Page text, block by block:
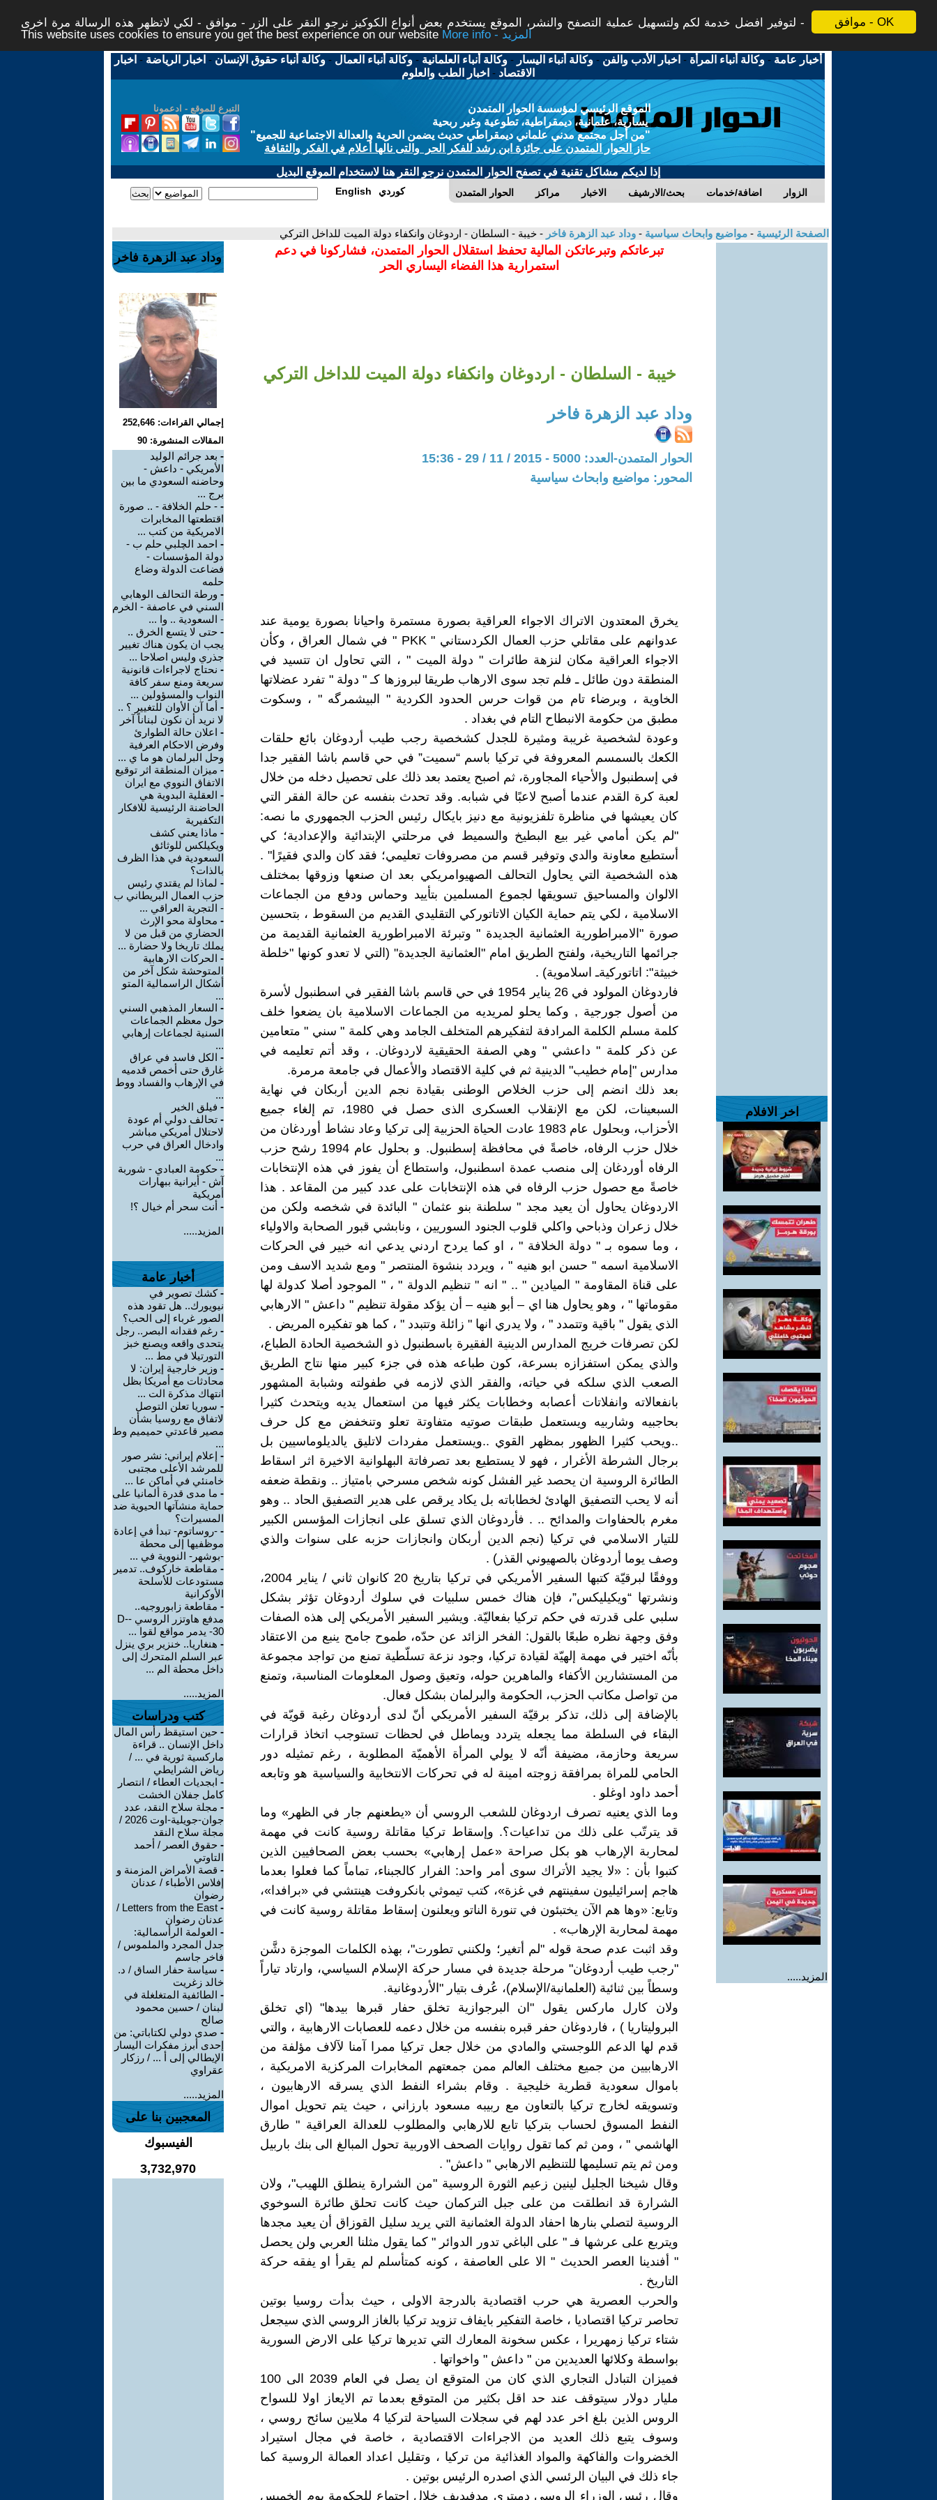
موافق - OK
لتوفير افضل خدمة لكم ولتسهيل عملية التصفح والنشر، الموقع يستخدم بعض أنواع الكوكيز نرجو النقر على الزر - موافق - لكي لاتظهر هذه الرسالة مرة اخرى -
This website uses cookies to ensure you get the best experience on our website
More info - المزيد
أخبار عامة -وكالة أنباء المرأة - اخبار الأدب والفن -وكالة أنباء اليسار -وكالة أنباء العلمانية -وكالة أنباء العمال -وكالة أنباء حقوق الإنسان - اخبار الرياضة - اخبار
الاقتصاد - اخبار الطب والعلوم
التبرع للموقع - ادعمونا
الموقع الرئيسي لمؤسسة الحوار المتمدن
يسارية، علمانية، ديمقراطية، تطوعية وغير ربحية
"من أجل مجتمع مدني علماني ديمقراطي حديث يضمن الحرية والعدالة الاجتماعية للجميع"
حاز الحوار المتمدن على جائزة ابن رشد للفكر الحر والتى نالها أعلام في الفكر والثقافة
إذا لديكم مشاكل تقنية في تصفح الحوار المتمدن نرجو النقر هنا لاستخدام الموقع البديل
الحوار المتمدن مراكز الاخبار بحث/الارشيف اضافة/خدمات الزوار English كوردي
الصفحة الرئيسية - مواضيع وابحاث سياسية - وداد عبد الزهرة فاخر - خيبة - السلطان - اردوغان وانكفاء دولة الميت للداخل التركي
اخر الافلام
المزيد.....
تبرعاتكم وتبرعاتكن المالية تحفظ استقلال الحوار المتمدن، فشاركونا في دعم
استمرارية هذا الفضاء اليساري الحر
خيبة - السلطان - اردوغان وانكفاء دولة الميت للداخل التركي
وداد عبد الزهرة فاخر
الحوار المتمدن-العدد: 5000 - 2015 / 11 / 29 - 15:36
المحور: مواضيع وابحاث سياسية
يخرق المعتدون الاتراك الاجواء العراقية بصورة مستمرة واحيانا بصورة يومية عند
عدوانهم على مقاتلي حزب العمال الكردستاني " PKK " في شمال العراق ، وكأن
الاجواء العراقية مكان لنزهة طائرات " دولة الميت " ، التي تحاول ان تتسيد في
المنطقة دون طائل ـ فلم تجد سوى الارهاب طريقا لبروزها كـ " دولة " تفرد عضلاتها
الخاوية ، وبرضاء تام من قوات حرس الحدود الكردية " البيشمرگه " ، وسكوت
مطبق من حكومة الانبطاح التام في بغداد .
وعودة لشخصية غريبة ومثيرة للجدل كشخصية رجب طيب أردوغان بائع حلقات
الكعك بالسمسم المعروفة في تركيا باسم “سميت” في حي قاسم باشا الفقير جدا
في إسطنبول والأحياء المجاورة، ثم اصبح يعتمد بعد ذلك على تحصيل دخله من خلال
لعبة كرة القدم عندما أصبح لاعبًا في شبابه. وقد تحدث بنفسه عن حالة الفقر التي
كان يعيشها في مناظرة تلفزيونية مع دنيز بايكال رئيس الحزب الجمهوري ما نصه:
"لم يكن أمامي غير بيع البطيخ والسميط في مرحلتي الإبتدائية والإعدادية؛ كي
أستطيع معاونة والدي وتوفير قسم من مصروفات تعليمي؛ فقد كان والدي فقيرًا" .
هذه الشخصية التي يحاول التحالف الصهيوامريكي بعد ان صنعها وزوقها بمختلف
الالوان والمساحيق تسويقها لجموع المسلمين بتأييد وحماس ودفع من الجماعات
الاسلامية ، لكي يتم حماية الكيان الاتاتوركي التقليدي القديم من السقوط ، بتحسين
صورة "الامبراطورية العثمانية الجديدة " وتبرئة الامبراطورية العثمانية القديمة من
جرائمها التاريخية، ولفتح الطريق امام "العثمانية الجديدة" (التي لا تعدو كونها "خلطة
خبيثة": اتاتوركيةـ اسلاموية) .
فاردوغان المولود في 26 يناير 1954 في حي قاسم باشا الفقير في اسطنبول لأسرة
من أصول جورجية , وكما يحلو لمريديه من الجماعات الاسلامية بان يضعوا خلف
كلمة مسلم الكلمة المرادفة لتفكيرهم المتخلف الجامد وهي كلمة " سني " متعامين
عن ذكر كلمة " داعشي " وهي الصفة الحقيقية لاردوغان. ، وقد أتم تعليمه في
مدارس "إمام خطيب" الدينية ثم في كلية الاقتصاد والأعمال في جامعة مرمرة.
بعد ذلك انضم إلى حزب الخلاص الوطنى بقيادة نجم الدين أربكان في نهاية
السبعينات، لكن مع الإنقلاب العسكرى الذى حصل في 1980، تم إلغاء جميع
الأحزاب، وبحلول عام 1983 عادت الحياة الحزبية إلى تركيا وعاد نشاط أوردغان من
خلال حزب الرفاه، خاصةً في محافظة إسطنبول. و بحلول عام 1994 رشح حزب
الرفاه أوردغان إلى منصب عمدة اسطنبول، واستطاع أن يفوز في هذه الإنتخابات
خاصةً مع حصول حزب الرفاه في هذه الإنتخابات على عدد كبير من المقاعد . هذا
الاردوغان يحاول أن يعيد مجد " سلطنة بنو عثمان " البائدة في شخصه ولكن من
خلال زعران وذباحي واكلي قلوب الجنود السوريين ، ونابشي قبور الصحابة والاولياء
، وما سموه بـ " دولة الخلافة " ، او كما يردح اردني يدعي انه خبير في الحركات
الاسلامية اسمه " حسن ابو هنيه " ، ويردد بنشوة المنتصر " ومع شديد الاسف ومن
على قناة المقاومة " الميادين " .. " انه " تنظيم الدولة " ، " الموجود أصلا كدولة لها
مقوماتها " ، وهو يحاول هنا اي – أبو هنيه – أن يؤكد مقولة تنظيم " داعش " الارهابي
الذي يقول " باقية وتتمدد " ، ولا يدري انها " زائلة وتتبدد " ، كما هو تفكيره المريض .
لكن تصرفات خريج المدارس الدينية الفقيرة باسطنبول ذو الشخصية الحادة الطباع،
والذي يمكن استفزازه بسرعة، كون طباعه هذه في جزء كبير منها نتاج الطريق
الصعب الذي سلكه في حياته، والفقر الذي لازمه في طفولته وشبابة المشهور
بانفعالاته وانفلاتات أعصابه وخطابات يكثر فيها من استعمال يديه ويتحدث كثيرا
بحاجبيه وشاربيه ويستعمل طبقات صوتيه متفاوتة تعلو وتنخفض مع كل حرف
..ويحب كثيرا الظهور بمظهر القوي ..ويستعمل مفردات لاتليق يالديلوماسيين بل
برجال الشرطة الأغرار ، فهو لا يستطيع بعد تصرفاتة البهلوانية الاخيرة اثر اسقاط
الطائرة الروسية ان يحصد غير الفشل كونه شخص مسرحي بامتياز .. ونقطة ضعفه
أنه لا يحب التصفيق الهادئ لخطاباته بل يكاد يرقص على هدير التصفيق الحاد .. وهو
مغرم بالحفاوات والمدائح .. . فأردوغان الذي تسلق على انجازات المؤسس الكبير
للتيار الاسلامي في تركيا (نجم الدين أربكان وانجازات حزبه على سنوات والذي
وصف يوما أردوغان بالصهيوني القذر) .
ووفقًا لبرقيّة كتبها السفير الأمريكي في تركيا بتاريخ 20 كانوان ثاني / يناير 2004،
ونشرتها “ويكيليكس”، فإن هناك خمس سلبيات في سلوك أردوغان تؤثر بشكل
سلبي على قدرته في حكم تركيا بفعاليّة. ويشير السفير الأمريكي إلى هذه الصفات
وفق وجهة نظره طبعًا بالقول: الفخر الزائد عن حدّه، طموح جامح ينبع من الاعتقاد
بأنّه اختير في مهمة إلهيّة لقيادة تركيا، وجود نزعة تسلّطية تمنع من تواجد مجموعة
من المستشارين الأكفاء والماهرين حوله، وتعيق وصول المعلومات المناسبة، وتمنع
من تواصل مكاتب الحزب، الحكومة والبرلمان بشكل فعال.
بالإضافة إلى ذلك، تذكر برقيّة السفير الأمريكي أنّ لدى أردوغان رغبة قويّة في
البقاء في السلطة مما يجعله يتردد ويماطل في لحظات تستوجب اتخاذ قرارات
سريعة وحازمة، مضيفة أنّه لا يولي المرأة الأهميّة المطلوبة ، رغم تمثيله دور
الحامي للمراة بمرافقة زوجته امينة له في تحركات الانتخابية والسياسية هو وتابعه
أحمد داود اوغلو .
وما الذي يعنيه تصرف اردوغان للشعب الروسي أن «يطعنهم جار في الظهر» وما
قد يترتّب على ذلك من تداعيات؟. وإسقاط تركيا مقاتلة روسية كانت في مهمة
لمحاربة الإرهاب هو بكل صراحة «عمل إرهابي» بحسب بعض الصحافيين الذين
كتبوا بأن : «لا يجيد الأتراك سوى أمر واحد: الفرار كالجبناء، تماماً كما فعلوا بعدما
هاجم إسرائيليون سفينتهم في غزة»، كتب تيموثي بانكروفت هينتشي في «برافدا»،
وتابع: «وها هم الآن يختبئون في تنورة الناتو ويعلنون إسقاط مقاتلة روسية كانت في
مهمة لمحاربة الإرهاب» .
وقد اثبت عدم صحة قوله "لم أتغير؛ ولكنني تطورت"، بهذه الكلمات الموجزة دشَّن
"رجب طيب أردوغان" مرحلة جديدة في مسار حركة الإسلام السياسي، وارتاد تياراً
وسطاً بين ثنائية (العلمانية/الإسلام)، عُرف بتيار "الأردوغانية.
ولان كارل ماركس يقول "ان البرجوازية تخلق حفار قبرها بيدها" (اي تخلق
البروليتاريا ) ، فاردوغان حفر قبره بنفسه من خلال دعمه للعصابات الارهابية ، والتي
قدم لها الدعم اللوجستي والمادي من خلال جعل تركيا ممرا آمنا لآلاف مؤلفة من
الارهابيين من جميع مختلف العالم ممن جمعتهم المخابرات المركزية الامريكية ،
باموال سعودية قطرية خليجية . وقام بشراء النفط الذي يسرقه الارهابيون ،
وتسويقه لخارج تركيا بالتعاون مع ربيبه مسعود بارزاني ، حيث يتم تحويل اموال
النفط المسوق لحساب بتركيا تابع للارهابي والمطلوب للعدالة العراقية " طارق
الهاشمي " ، ومن ثم كما تقول روايات الصحف الاوربية تحول المبالغ الى بنك باربيل
ومن ثم يتم تسليمها للتنظيم الارهابي " داعش" .
وقال شيخنا الجليل لينين زعيم الثورة الروسية "من الشرارة ينطلق اللهيب"، ولان
الشرارة قد انطلقت من على جبل التركمان حيث كانت تحلق طائرة السوخوي
الروسية لتصلي بنارها احفاد الدولة العثمانية التي يريد سليل القوزاق أن يعيد مجدها
ويتربع على عرشها فـ " على الباغي تدور الدوائر " كما يقول مثلنا العربي ولن يحصل
" أفندينا العصر الحديث " الا على العاصفة ، كونه كمتأسلم لم يقرأ او يفقه حركة
التاريخ .
والحرب العصرية هي حرب اقتصادية بالدرجة الاولى ، حيث بدأت روسيا بوتين
تحاصر تركيا اقتصاديا ، خاصة التفكير بايفاف تزويد تركيا بالغاز الروسي الذي سيجعل
شتاء تركيا زمهريرا ، عكس سخونة المعارك التي تديرها تركيا على الارض السورية
بواسطة وكلائها العديدين من " داعش " واخواتها .
فميزان التبادل التجاري الذي كان من المتوقع ان يصل في العام 2039 الى 100
مليار دولار سيتوقف عند حد اقل بكثير من المتوقع بعدما تم الايعاز اولا للسواح
الروس الذين بلغ اخر عدد لهم في سجلات السياحة لتركيا 4 ملايين سائح روسي ،
وسوف يتبع ذلك العديد من الاجراءات الاقتصادية ، خاصة في مجال استيراد
الخضروات والفاكهة والمواد الغذائية من تركيا ، وتقليل اعداد العمالة الروسية كما
جاء ذلك في البيان الرئسي الذي اصدره الرئيس بوتين .
وقال رئيس الوزراء الروسي دميتري مدفيديف خلال اجتماع للحكومة يوم الخميس
وداد عبد الزهرة فاخر
إجمالي القراءات: 252,646
المقالات المنشورة: 90
- بعد جرائم الوليد
الأمريكي - داعش -
وحاضنه السعودي ما بين
برج ...
- - حلم الخلافة - .. صورة
اقتطعتها المخابرات
الامريكية من كتب ...
- احمد الچلبي حلم ب -
دولة المؤسسات -
فضاعت الدولة وضاع
حلمه
- ورطة التحالف الوهابي
السني في عاصفة - الخرم
- السعودية .. وا ...
- حتى لا يتسع الخرق ..
يجب ان يكون هناك تغيير
جذري وليس اصلاحا ...
- نحتاج لاجراءات قانونية
سريعة ومنع سفر كافة
النواب والمسؤولين ...
- أما آن الأوان للتغيير ؟ ..
لا نريد أن نكون لبناناً آخر
- اعلان حالة الطوارئ
وفرض الاحكام العرفية
وحل البرلمان هو ما ي ...
- ميزان المنطقة اثر توقيع
الاتفاق النووي مع ايران
- العقلية البدوية هي
الحاضنة الرئيسية للافكار
التكفيرية
- ماذا يعني كشف
ويكيلكس للوثائق
السعودية في هذا الظرف
بالذات؟
- لماذا لم يقتدي رئيس
حزب العمال البريطاني ب
- التجرية العراقي ...
- محاولة محو الإرث
الحضاري من قبل من لا
يملك تاريخا ولا حضارة ...
- الحركات الارهابية
المتوحشة شكل آخر من
أشكال الراسمالية المتو
...
- السعار المذهبي السني
حول معظم الجماعات
السنية لجماعات إرهابي
...
- الكل فاسد في عراق
غارق حتى أخمص قدميه
في الإرهاب والفساد ووط
...
- فيلق الخير
- تحالف دولي أم عودة
لاحتلال أمريكي مباشر
وادخال العراق في حرب
...
- حكومة العبادي - شوربة
آش - أيرانية ببهارات
أمريكية
- أنت سحر أم خيال ؟!
المزيد.....
أخبار عامة
-كشك تصوير في
نيويورك.. هل تقود هذه
الصور غرباء إلى الحب؟
- رغم فقدانه البصر.. رجل
يتحدى واقعه ويصنع خبز
التورتيلا في مط ...
- وزير خارجية إيران: لا
محادثات مع أمريكا بظل
انتهاك مذكرة الت ...
- سوريا تعلن التوصل
لاتفاق مع روسيا بشأن
مصير قاعدتي حميميم وط
...
- إعلام إيراني: نشر صور
للمرشد الأعلى مجتبى
خامنئي في أماكن عا ...
- ما مدى قدرة ألمانيا على
حماية منشآتها الحيوية ضد
المسيرات؟
- -روساتوم- تبدأ في إعادة
موظفيها إلى محطة
-بوشهر- النووية في ...
- مقاطعة خاركوف.. تدمير
مستودعات للأسلحة
الأوكرانية
- مقاطعة زابوروجيه..
مدفع هاوتزر الروسي -D-
30- يدمر مواقع لقوا ...
- هنغاريا.. خنزير بري ينزل
عبر السلم المتحرك إلى
داخل محطة الم ...
المزيد.....
كتب ودراسات
- حين استيقظ رأس المال
داخل الإنسان .. قراءة
ماركسية ثورية في ... /
رياض الشرايطي
- ابجديات العطاء / انتصار
كامل جفلان الخشت
- مجلة سلاح النقد، عدد
جوان-جويلية-اوت 2026 /
مجلة سلاح النقد
- حقوق العصر / أحمد
التاوتي
- قصة الأمراض المزمنة و
إفلاس الأطباء / عدنان
رضوان
-
Letters from the East /
عدنان رضوان
- العولمة الرأسمالية:
جدل المجرد والملموس /
فاخر جاسم
- سياسة حفار الساق / د.
خالد زغريت
- الطائفية المتغلغلة في
لبنان / حسين محمود
صالح
- صدى دولي لكتاباتي: من
إحدى أبرز مفكرات اليسار
الإيطالي إلى أ ... / رزكار
عقراوي
المزيد.....
المعجبين بنا على
الفيسبوك
3,732,970